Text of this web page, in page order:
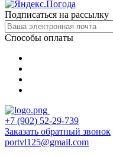
Подписаться на рассылку
Способы оплаты
+7 (902) 52-29-739
Заказать обратный звонок
portvl125@gmail.com